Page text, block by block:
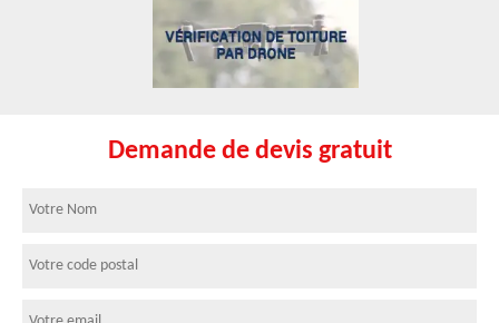
Demande de devis gratuit